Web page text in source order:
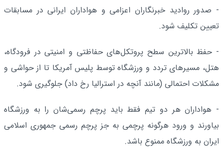
- صدور روادید خبرنگاران اعزامی و هواداران ایرانی در مسابقات
تعیین تکلیف شود.
- حفظ بالاترین سطح پروتکل‌های حفاظتی و امنیتی در فرودگاه،
هتل، مسیرهای تردد و ورزشگاه توسط پلیس آمریکا تا از حواشی و
مشکلات احتمالی (مانند آنچه در استرالیا رخ داد) جلوگیری شود.
- هواداران هر دو تیم فقط باید پرچم رسمی‌شان را به ورزشگاه
بیاورند و ورود هرگونه پرچمی به جز پرچم رسمی جمهوری اسلامی
ایران به ورزشگاه ممنوع باشد.